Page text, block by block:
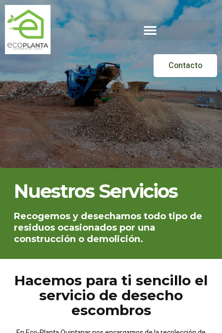
Contacto
Nuestros Servicios
Recogemos y desechamos todo tipo de
residuos ocasionados por una
construcción o demolición.
Hacemos para ti sencillo el
servicio de desecho
escombros